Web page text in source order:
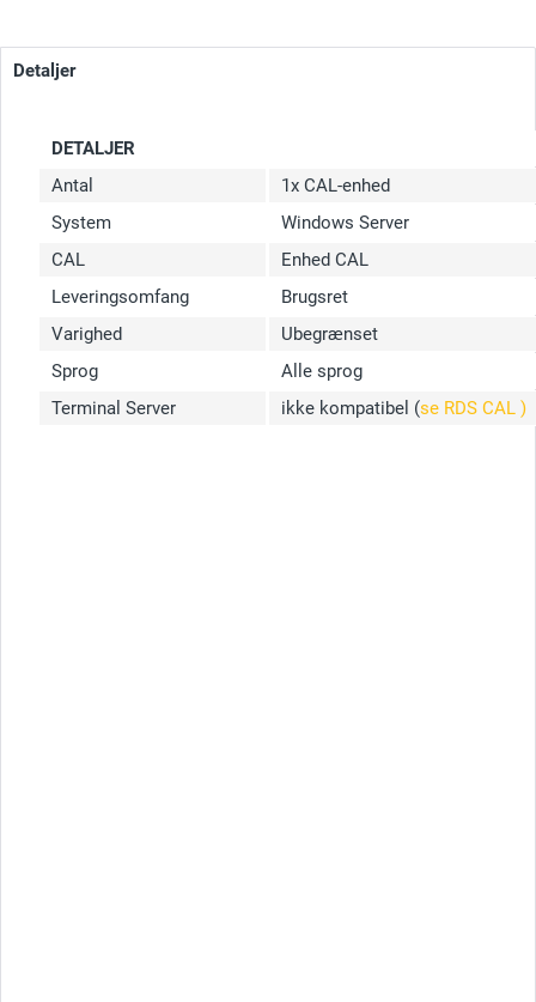
Detaljer
DETALJER
Antal
1x CAL-enhed
System
Windows Server
CAL
Enhed CAL
Leveringsomfang
Brugsret
Varighed
Ubegrænset
Sprog
Alle sprog
Terminal Server
ikke kompatibel (se RDS CAL )